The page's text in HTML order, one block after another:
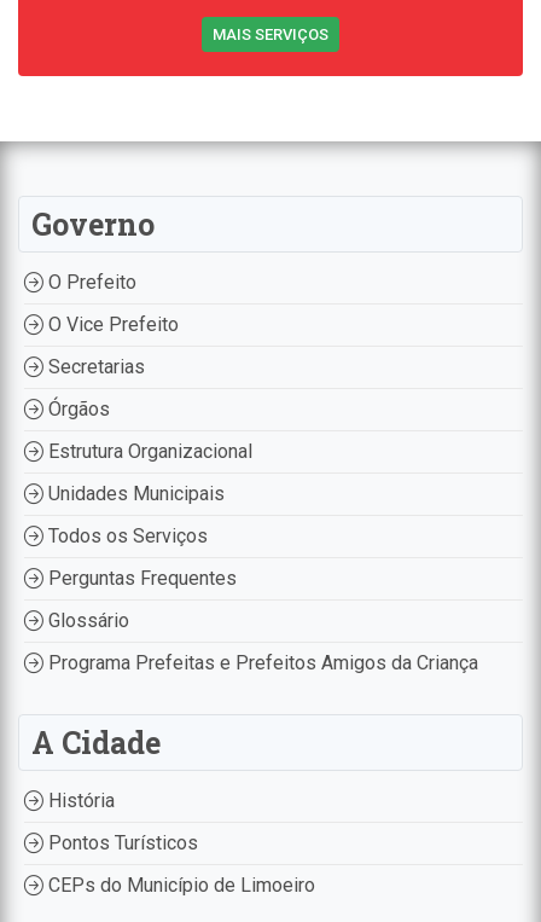
MAIS SERVIÇOS
Governo
O Prefeito
O Vice Prefeito
Secretarias
Órgãos
Estrutura Organizacional
Unidades Municipais
Todos os Serviços
Perguntas Frequentes
Glossário
Programa Prefeitas e Prefeitos Amigos da Criança
A Cidade
História
Pontos Turísticos
CEPs do Município de Limoeiro